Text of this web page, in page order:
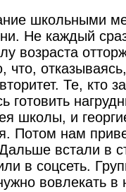
школьными
Не каждый
возраста
Те, кто
готовить
школы, и
Потом нам
встали в
в соцсеть.
вовлекать в